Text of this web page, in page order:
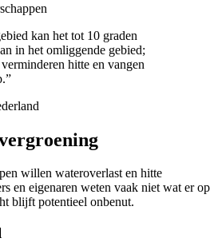
kan het tot 10 graden
in het omliggende gebied;
hitte en vangen
”
willen wateroverlast en hitte
en eigenaren weten vaak niet wat er op
blijft potentieel onbenut.